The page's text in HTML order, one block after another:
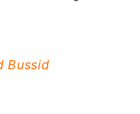
Bussid